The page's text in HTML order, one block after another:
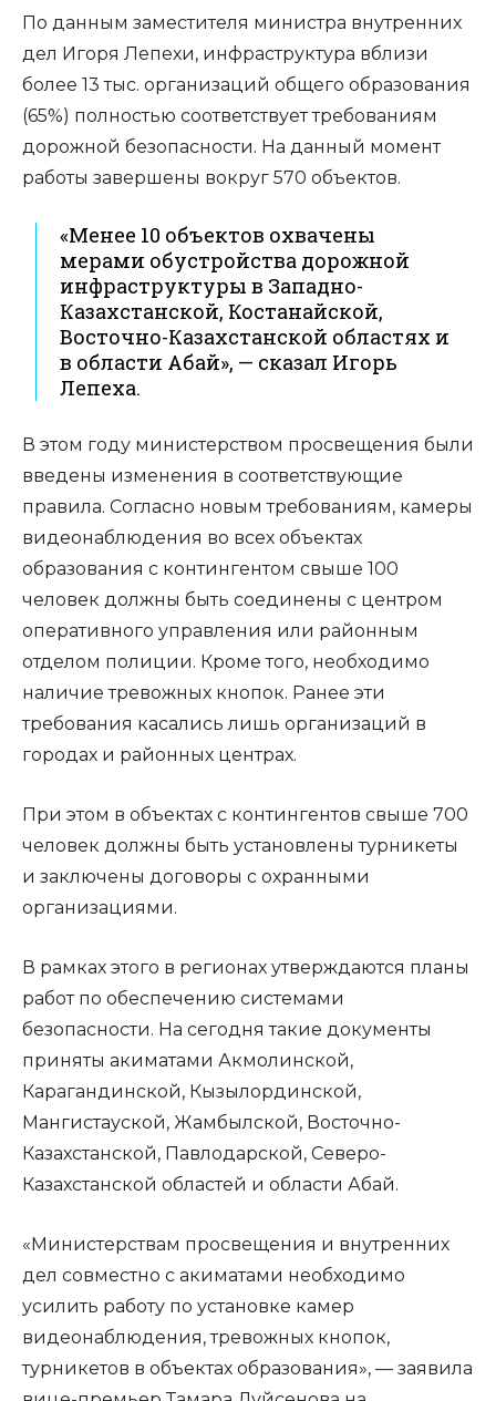
По данным заместителя министра внутренних
дел Игоря Лепехи, инфраструктура вблизи
более 13 тыс. организаций общего образования
(65%) полностью соответствует требованиям
дорожной безопасности. На данный момент
работы завершены вокруг 570 объектов.
«Менее 10 объектов охвачены
мерами обустройства дорожной
инфраструктуры в Западно-
Казахстанской, Костанайской,
Восточно-Казахстанской областях и
в области Абай», — сказал Игорь
Лепеха.
В этом году министерством просвещения были
введены изменения в соответствующие
правила. Согласно новым требованиям, камеры
видеонаблюдения во всех объектах
образования с контингентом свыше 100
человек должны быть соединены с центром
оперативного управления или районным
отделом полиции. Кроме того, необходимо
наличие тревожных кнопок. Ранее эти
требования касались лишь организаций в
городах и районных центрах.
При этом в объектах с контингентов свыше 700
человек должны быть установлены турникеты
и заключены договоры с охранными
организациями.
В рамках этого в регионах утверждаются планы
работ по обеспечению системами
безопасности. На сегодня такие документы
приняты акиматами Акмолинской,
Карагандинской, Кызылординской,
Мангистауской, Жамбылской, Восточно-
Казахстанской, Павлодарской, Северо-
Казахстанской областей и области Абай.
«Министерствам просвещения и внутренних
дел совместно с акиматами необходимо
усилить работу по установке камер
видеонаблюдения, тревожных кнопок,
турникетов в объектах образования», — заявила